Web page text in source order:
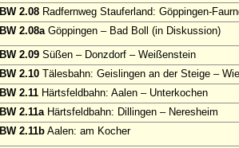
BW 2.08 Radfernweg Stauferland: Göppingen-
BW 2.08aGöppingen – Bad Boll (in Diskussion)
BW 2.09 Süßen – Donzdorf – Weißenstein
BW 2.10 Tälesbahn: Geislingen an der Steige –
BW 2.11 Härtsfeldbahn: Aalen – Unterkochen
BW 2.11aHärtsfeldbahn: Dillingen – Neresheim
BW 2.11b Aalen: am Kocher